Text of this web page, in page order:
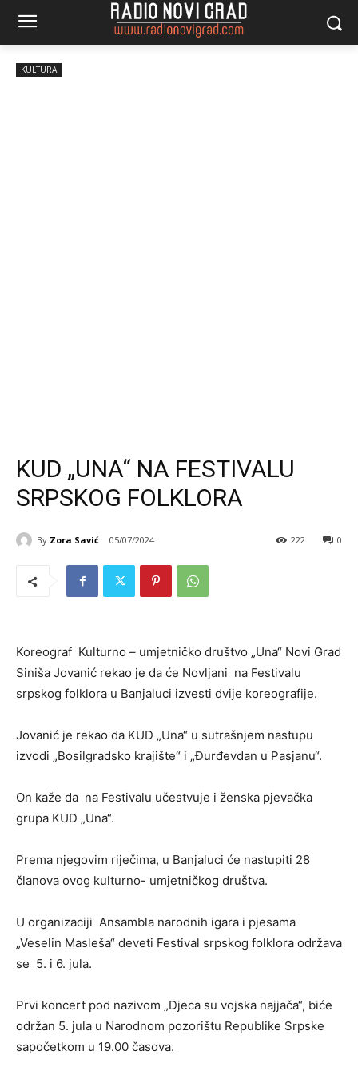
KULTURA
KUD „UNA“ NA FESTIVALU
SRPSKOG FOLKLORA
By Zora Savić 05/07/2024 0
222
Koreograf Kulturno – umjetničko društvo „Una“ Novi Grad
Siniša Jovanić rekao je da će Novljani na Festivalu
srpskog folklora u Banjaluci izvesti dvije koreografije.
Jovanić je rekao da KUD „Una“ u sutrašnjem nastupu
izvodi „Bosilgradsko krajište“ i „Đurđevdan u Pasjanu“.
On kaže da na Festivalu učestvuje i ženska pjevačka
grupa KUD „Una“.
Prema njegovim riječima, u Banjaluci će nastupiti 28
članova ovog kulturno- umjetničkog društva.
U organizaciji Ansambla narodnih igara i pjesama
„Veselin Masleša“ deveti Festival srpskog folklora održava
se 5. i 6. jula.
Prvi koncert pod nazivom „Djeca su vojska najjača“, biće
održan 5. jula u Narodnom pozorištu Republike Srpske
sapočetkom u 19.00 časova.